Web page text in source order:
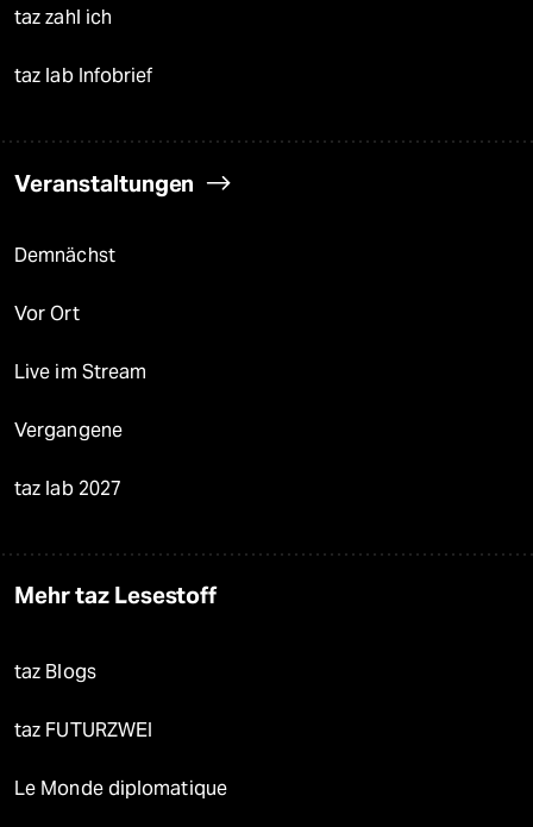
taz zahl ich
taz lab Infobrief
Veranstaltungen
Demnächst
Vor Ort
Live im Stream
Vergangene
taz lab 2027
Mehr taz Lesestoff
taz Blogs
taz FUTURZWEI
Le Monde diplomatique